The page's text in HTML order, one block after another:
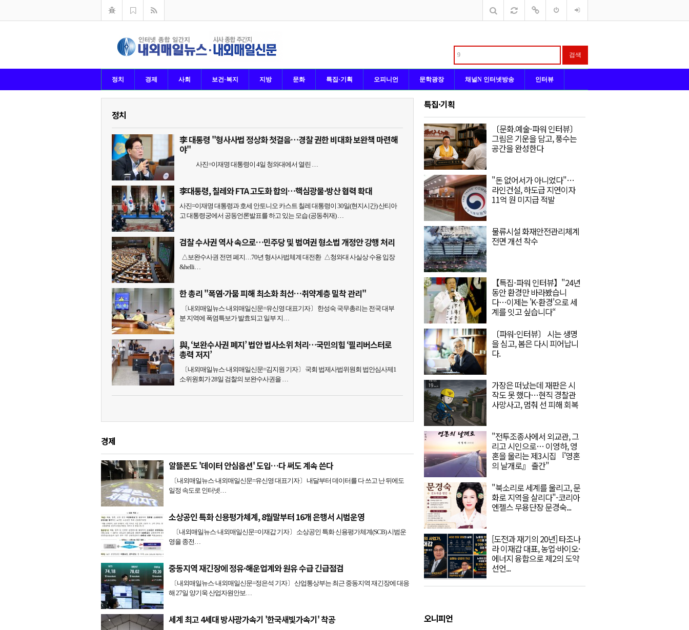
검색
정치 경제 사회 보건·복지 지방 문화 특집·기획 오피니언 문학광장 채널N 인터넷방송 인터뷰
특집·기획
〔문화.예술-파워 인터뷰〕
그림은 기운을 담고, 풍수는
공간을 완성한다
"돈 없어서가 아니었다"…
라인건설, 하도급 지연이자
11억 원 미지급 적발
물류시설 화재안전관리체계
전면 개선 착수
【특집-파워 인터뷰】"24년
동안 환경만 바라봤습니
다…이제는 'K-환경'으로 세
계를 잇고 싶습니다“
〔파워-인터뷰〕 시는 생명
을 심고, 봄은 다시 피어납니
다.
가장은 떠났는데 재판은 시
작도 못 했다…현직 경찰관
사망사고, 멈춰 선 피해 회복
"전투조종사에서 외교관, 그
리고 시인으로… 이영하, 영
혼을 울리는 제3시집 『영혼
의 날개로』 출간"
"북소리로 세계를 울리고, 문
화로 지역을 살리다"-코리아
엔젤스 무용단장 문경숙...
[도전과 재기의 20년] 타조나
라 이재갑 대표, 농업·바이오·
에너지 융합으로 제2의 도약
선언...
오니피언
정치
李 대통령 "형사사법 정상화 첫걸음…경찰 권한 비대화 보완책 마련해
야"
사진=이재명 대통령이 4일 청와대에서 열린 …
李대통령, 칠레와 FTA 고도화 합의…핵심광물·방산 협력 확대
사진=이재명 대통령과 호세 안토니오 카스트 칠레 대통령이 30일(현지시간) 산티아
고 대통령궁에서 공동언론발표를 하고 있는 모습 (공동취재) …
검찰 수사권 역사 속으로…민주당 및 범여권 형소법 개정안 강행 처리
△보완수사권 전면 폐지…70년 형사사법체계 대전환 △청와대 사실상 수용 입장
&helli…
한 총리 "폭염·가뭄 피해 최소화 최선…취약계층 밀착 관리"
〔내외매일뉴스·내외매일신문=유신영 대표기자〕 한성숙 국무총리는 전국 대부
분 지역에 폭염특보가 발효되고 일부 지…
與, ‘보완수사권 폐지’ 법안 법사소위 처리…국민의힘 ‘필리버스터로
총력 저지’
〔내외매일뉴스·내외매일신문=김지원 기자〕 국회 법제사법위원회 법안심사제1
소위원회가 28일 검찰의 보완수사권을 …
경제
알뜰폰도 '데이터 안심옵션' 도입…다 써도 계속 쓴다
〔내외매일뉴스·내외매일신문=유신영 대표기자〕 내달부터 데이터를 다 쓰고 난 뒤에도
일정 속도로 인터넷…
소상공인 특화 신용평가체계, 8월말부터 16개 은행서 시범운영
〔내외매일뉴스·내외매일신문=이재갑 기자〕 소상공인 특화 신용평가체계(SCB) 시범운
영을 종전…
중동지역 재긴장에 정유·해운업계와 원유 수급 긴급점검
〔내외매일뉴스·내외매일신문=정은석 기자〕 산업통상부는 최근 중동지역 재긴장에 대응
해 27일 양기욱 산업자원안보…
세계 최고 4세대 방사광가속기 '한국새빛가속기' 착공